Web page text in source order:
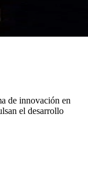
de innovación en
el desarrollo